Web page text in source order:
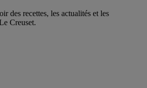
des recettes, les actualités et les
Creuset.